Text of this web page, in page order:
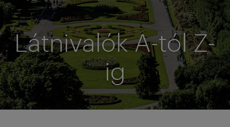
Látnivalók A-tól Z-
ig